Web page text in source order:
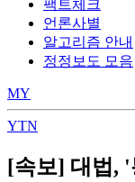
팩트체크
언론사별
알고리즘 안내
정정보도 모음
MY
YTN
[속보] 대법, '